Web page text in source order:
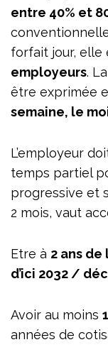
entre 40% et
forfait jour, elle
employeurs.
être exprimée
semaine, le
L’employeur
temps partiel
progressive et
2 mois, vaut
Etre à 2 ans de
d’ici 2032 /
Avoir au moins
années de